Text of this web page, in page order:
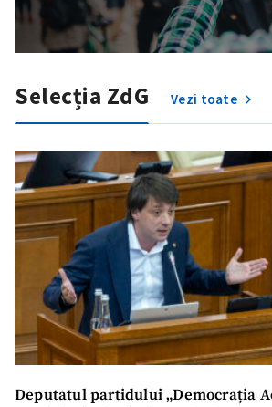
Selecția ZdG Vezi toate
Deputatul partidului „Democrația